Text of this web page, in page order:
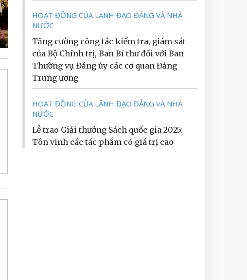
HOẠT ĐỘNG CỦA LÃNH ĐẠO ĐẢNG VÀ NHÀ
NƯỚC
Tăng cường công tác kiểm tra, giám sát
của Bộ Chính trị, Ban Bí thư đối với Ban
Thường vụ Đảng ủy các cơ quan Đảng
Trung ương
HOẠT ĐỘNG CỦA LÃNH ĐẠO ĐẢNG VÀ NHÀ
NƯỚC
Lễ trao Giải thưởng Sách quốc gia 2025:
Tôn vinh các tác phẩm có giá trị cao